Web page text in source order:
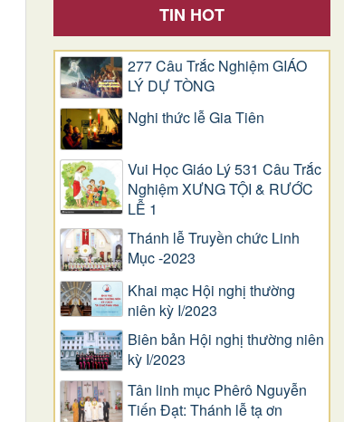
TIN HOT
277 Câu Trắc Nghiệm GIÁO
LÝ DỰ TÒNG
Nghi thức lễ Gia Tiên
Vui Học Giáo Lý 531 Câu Trắc
Nghiệm XƯNG TỘI & RƯỚC
LỄ 1
Thánh lễ Truyền chức Linh
Mục -2023
Khai mạc Hội nghị thường
niên kỳ I/2023
Biên bản Hội nghị thường niên
kỳ I/2023
Tân linh mục Phêrô Nguyễn
Tiến Đạt: Thánh lễ tạ ơn